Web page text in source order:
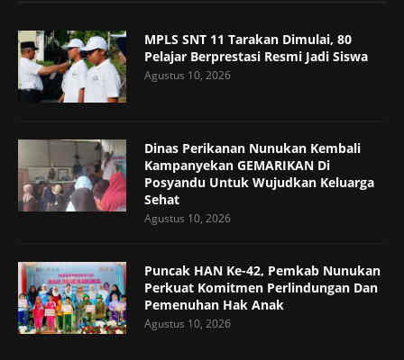
MPLS SNT 11 Tarakan Dimulai, 80
Pelajar Berprestasi Resmi Jadi Siswa
Agustus 10, 2026
Dinas Perikanan Nunukan Kembali
Kampanyekan GEMARIKAN Di
Posyandu Untuk Wujudkan Keluarga
Sehat
Agustus 10, 2026
Puncak HAN Ke-42, Pemkab Nunukan
Perkuat Komitmen Perlindungan Dan
Pemenuhan Hak Anak
Agustus 10, 2026